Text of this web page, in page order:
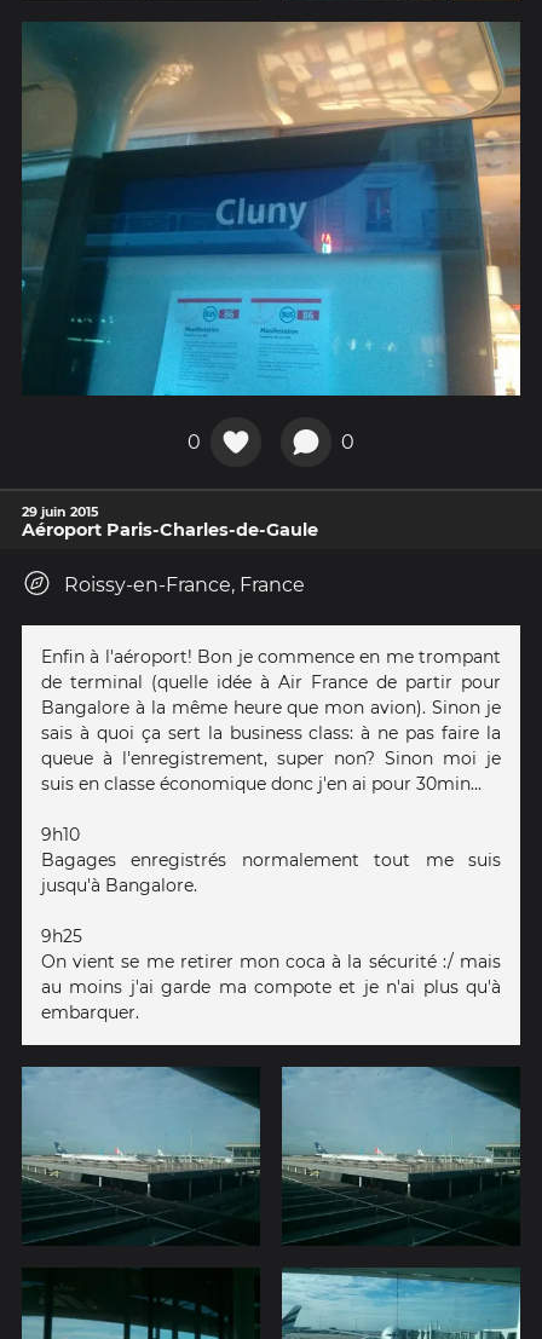
0 0
29 juin 2015
Aéroport Paris-Charles-de-Gaule
Roissy-en-France, France
Enfin à l'aéroport! Bon je commence en me trompant
de terminal (quelle idée à Air France de partir pour
Bangalore à la même heure que mon avion). Sinon je
sais à quoi ça sert la business class: à ne pas faire la
queue à l'enregistrement, super non? Sinon moi je
suis en classe économique donc j'en ai pour 30min...
9h10
Bagages enregistrés normalement tout me suis
jusqu'à Bangalore.
9h25
On vient se me retirer mon coca à la sécurité :/ mais
au moins j'ai garde ma compote et je n'ai plus qu'à
embarquer.